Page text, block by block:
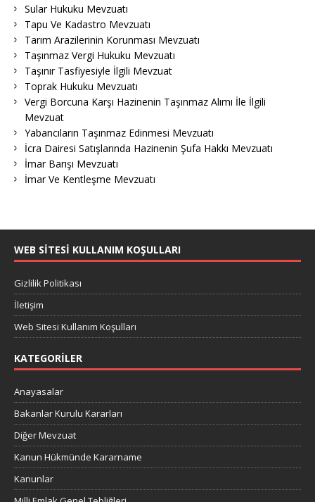
Sular Hukuku Mevzuatı
Tapu Ve Kadastro Mevzuatı
Tarım Arazilerinin Korunması Mevzuatı
Taşınmaz Vergi Hukuku Mevzuatı
Taşınır Tasfiyesiyle İlgili Mevzuat
Toprak Hukuku Mevzuatı
Vergi Borcuna Karşı Hazinenin Taşınmaz Alımı İle İlgili
Mevzuat
Yabancıların Taşınmaz Edinmesi Mevzuatı
İcra Dairesi Satışlarında Hazinenin Şufa Hakkı Mevzuatı
İmar Barışı Mevzuatı
İmar Ve Kentleşme Mevzuatı
WEB SITESI KULLANIM KOŞULLARI
Gizlilik Politikası
İletişim
Web Sitesi Kullanım Koşulları
KATEGORILER
Anayasalar
Bakanlar Kurulu Kararları
Diğer Mevzuat
Kanun Hükmünde Kararname
Kanunlar